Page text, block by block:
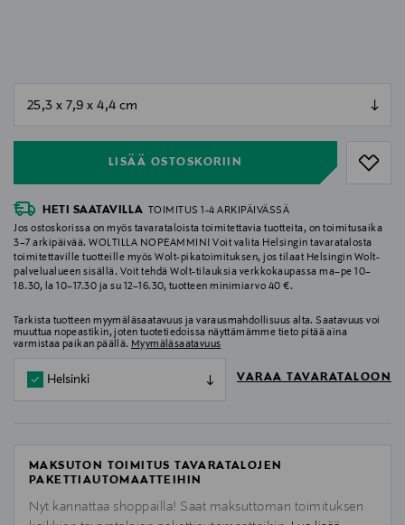
LISÄÄ OSTOSKORIIN
HETI SAATAVILLA
TOIMITUS 1-4 ARKIPÄIVÄSSÄ
Jos ostoskorissa on myös tavarataloista toimitettavia tuotteita, on toimitusaika
3–7 arkipäivää. WOLTILLA NOPEAMMIN! Voit valita Helsingin tavaratalosta
toimitettaville tuotteille myös Wolt-pikatoimituksen, jos tilaat Helsingin Wolt-
palvelualueen sisällä. Voit tehdä Wolt-tilauksia verkkokaupassa ma–pe 10–
18.30, la 10–17.30 ja su 12–16.30, tuotteen minimiarvo 40 €.
Tarkista tuotteen myymäläsaatavuus ja varausmahdollisuus alta. Saatavuus voi
muuttua nopeastikin, joten tuotetiedoissa näyttämämme tieto pitää aina
varmistaa paikan päällä. Myymäläsaatavuus
Helsinki VARAA TAVARATALOON
MAKSUTON TOIMITUS TAVARATALOJEN
PAKETTIAUTOMAATTEIHIN
Nyt kannattaa shoppailla! Saat maksuttoman toimituksen